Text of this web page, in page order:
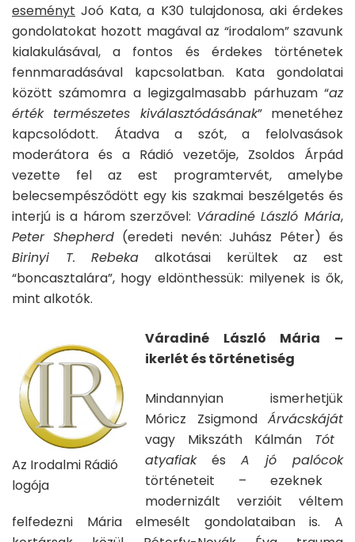
eseményt Joó Kata, a K30 tulajdonosa, aki érdekes
gondolatokat hozott magával az “irodalom” szavunk
kialakulásával, a fontos és érdekes történetek
fennmaradásával kapcsolatban. Kata gondolatai
között számomra a legizgalmasabb párhuzam “az
érték természetes kiválasztódásának” menetéhez
kapcsolódott. Átadva a szót, a felolvasások
moderátora és a Rádió vezetője, Zsoldos Árpád
vezette fel az est programtervét, amelybe
belecsempésződött egy kis szakmai beszélgetés és
interjú is a három szerzővel: Váradiné László Mária,
Peter Shepherd(eredeti nevén: Juhász Péter) és
Birinyi T. Rebeka alkotásai kerültek az est
“boncasztalára”, hogy eldönthessük: milyenek is ők,
mint alkotók.
Az Irodalmi Rádió
logója
Váradiné László Mária –
ikerlét és történetiség
Mindannyian ismerhetjük
Móricz Zsigmond Árvácskáját
vagy Mikszáth Kálmán Tót
atyafiakés A jó palócok
történeteit – ezeknek
modernizált verzióit véltem
felfedezni Mária elmesélt gondolataiban is. A